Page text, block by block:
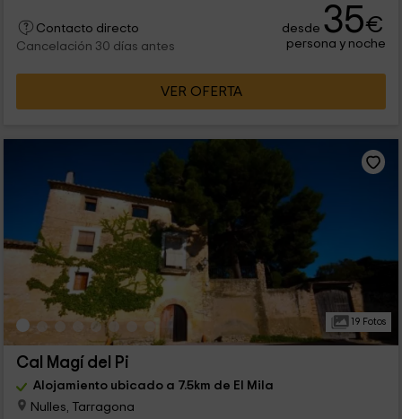
Contacto directo
Cancelación 30 días antes
desde 35€
persona y noche
VER OFERTA
19 Fotos
Cal Magí del Pi
Alojamiento ubicado a 7.5km de El Mila
Nulles, Tarragona